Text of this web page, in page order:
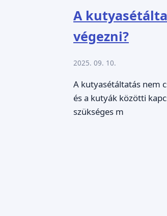
A
végezni?
2025. 09. 10.
A kutyasétáltatás nem
és a kutyák közötti
szükséges m